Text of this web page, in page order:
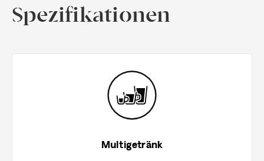
Spezifikationen
Multigetränk